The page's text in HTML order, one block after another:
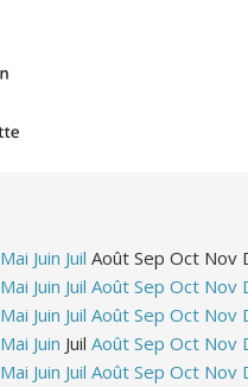
Mai Juin Juil Août Sep Oct Nov
Mai Juin Juil Août Sep Oct Nov
Mai Juin Juil Août Sep Oct Nov
Mai Juin Juil Août Sep Oct Nov
Mai Juin Juil Août Sep Oct Nov